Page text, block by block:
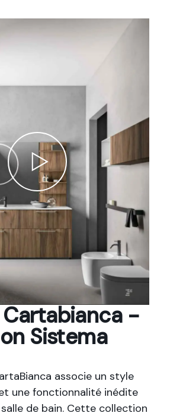
-
Sistema
associe un style
une fonctionnalité inédite
de bain. Cette collection